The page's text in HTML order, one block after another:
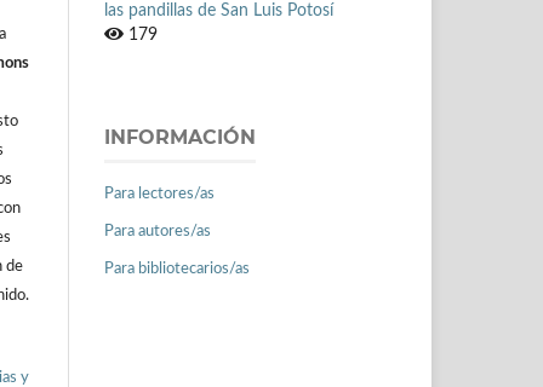
de
y
las pandillas de San Luis Potosí
179
INFORMACIÓN
Para lectores/as
Para autores/as
Para bibliotecarios/as